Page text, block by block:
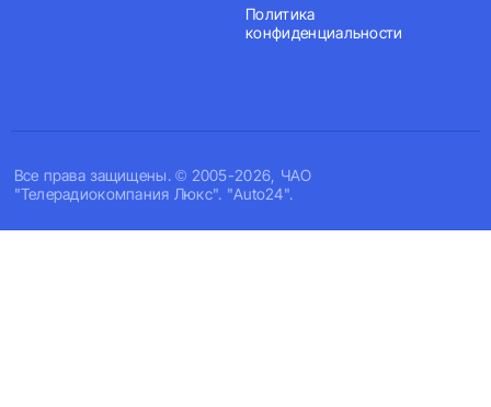
Все права защищены. © 2005-2026, ЧАО
"Телерадиокомпания Люкс". "Auto24".
Политика
конфиденциальности